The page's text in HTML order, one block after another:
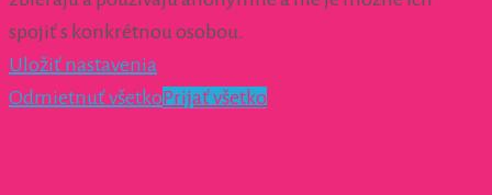
spojiť s konkrétnou osobou.
Uložiť nastavenia
Odmietnuť všetkoPrijať všetko